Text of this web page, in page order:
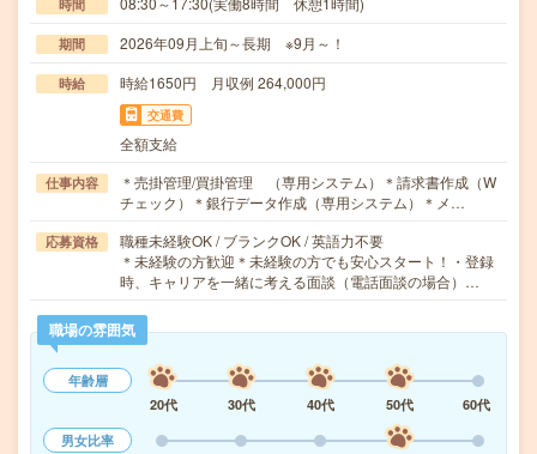
時間
期間 2026年09月上旬～長期 ※9月～！
時給 時給1650円 月収例 264,000円
交通費
全額支給
仕事内容
＊売掛管理/買掛管理 （専用システム）＊請求書作成（W
チェック）＊銀行データ作成（専用システム）＊メ…
応募資格
職種未経験OK / ブランクOK / 英語力不要
＊未経験の方歓迎＊未経験の方でも安心スタート！・登録
時、キャリアを一緒に考える面談（電話面談の場合）…
職場の雰囲気
年齢層
20代
30代 40代 50代
60代
男女比率